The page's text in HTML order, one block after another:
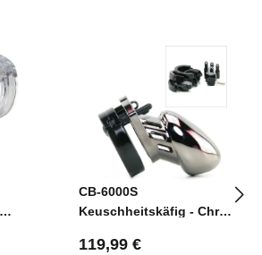
CB-6000S
Keuschheitskäfig - Chrom
Regulärer Preis:
119,99 €